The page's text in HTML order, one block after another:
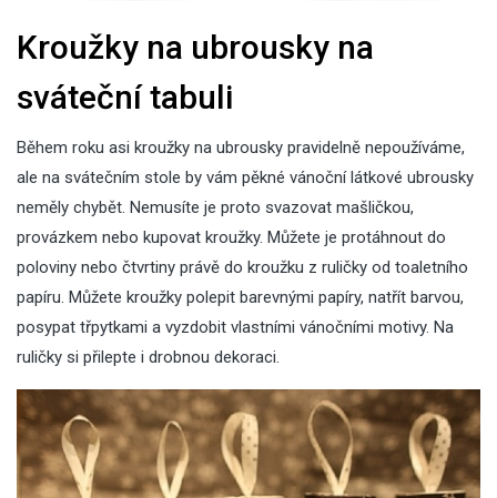
Kroužky na ubrousky na
sváteční tabuli
Během roku asi kroužky na ubrousky pravidelně nepoužíváme,
ale na svátečním stole by vám pěkné vánoční látkové ubrousky
neměly chybět. Nemusíte je proto svazovat mašličkou,
provázkem nebo kupovat kroužky. Můžete je protáhnout do
poloviny nebo čtvrtiny právě do kroužku z ruličky od toaletního
papíru. Můžete kroužky polepit barevnými papíry, natřít barvou,
posypat třpytkami a vyzdobit vlastními vánočními motivy. Na
ruličky si přilepte i drobnou dekoraci.